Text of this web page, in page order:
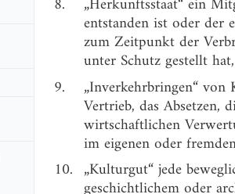
entstanden ist oder der
zum Zeitpunkt der
unter Schutz gestellt hat,
9.
„Inverkehrbringen“
Vertrieb, das Absetzen,
wirtschaftlichen
im eigenen oder
10. „Kulturgut“ jede